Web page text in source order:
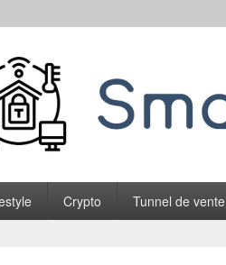
Crypto Tunnel de vente